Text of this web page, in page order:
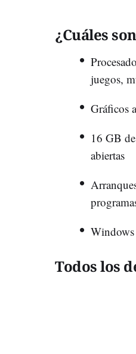
¿Cuáles
juegos,
Gráficos
16 GB
abiertas
Todos los